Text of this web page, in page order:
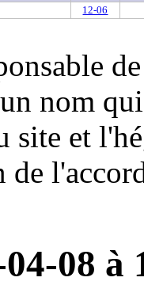
12-06
nom
et
04-08